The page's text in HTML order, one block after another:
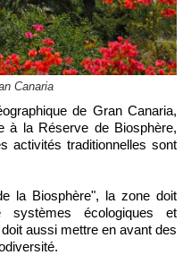
Canaria
à la Réserve de Biosphère,
activités traditionnelles sont
la Biosphère", la zone doit
systèmes écologiques et
aussi mettre en avant des